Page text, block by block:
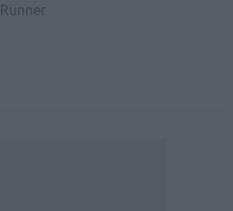
Runner